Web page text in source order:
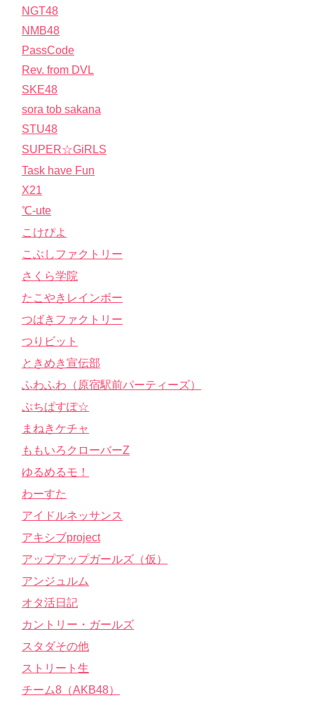
NGT48
NMB48
PassCode
Rev. from DVL
SKE48
sora tob sakana
STU48
SUPER☆GiRLS
Task have Fun
X21
℃-ute
こけぴよ
こぶしファクトリー
さくら学院
たこやきレインボー
つばきファクトリー
つりビット
ときめき宣伝部
ふわふわ（原宿駅前パーティーズ）
ぷちぱすぽ☆
まねきケチャ
ももいろクローバーZ
ゆるめるモ！
わーすた
アイドルネッサンス
アキシブproject
アップアップガールズ（仮）
アンジュルム
オタ活日記
カントリー・ガールズ
スタダその他
ストリート生
チーム8（AKB48）